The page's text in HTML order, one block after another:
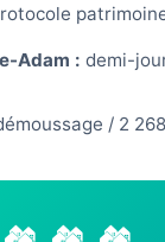
Adam : demi-
/ 2